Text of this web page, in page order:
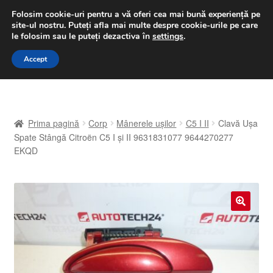
LIVRARE de la 33 lei
luni-vineri 9 a.m. - 4 p.m.031 229 6816
Sari
Sari
A lua legatura
Finalizare comandă
Prima pagină Corp Mânerele ușilor C5 I II
Clavă Ușa
Spate Stângă Citroën C5 I și II 9631831077 9644270277
EKQD
🔍
Folosim cookie-uri pentru a vă oferi cea mai bună experiență pe
site-ul nostru. Puteți afla mai multe despre cookie-urile pe care
le folosim sau le puteți dezactiva în settings.
Accept